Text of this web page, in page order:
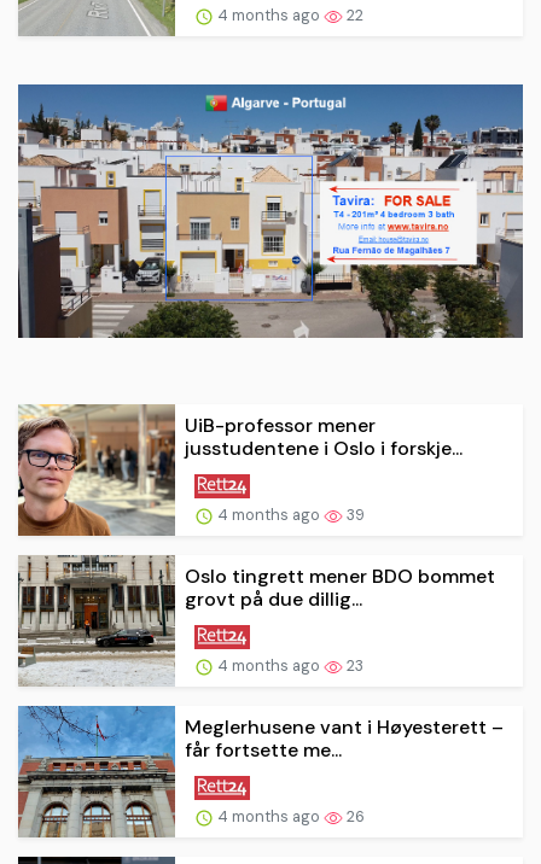
4 months ago 22
UiB-professor mener
jusstudentene i Oslo i forskje...
4 months ago 39
Oslo tingrett mener BDO bommet
grovt på due dillig...
4 months ago 23
Meglerhusene vant i Høyesterett –
får fortsette me...
4 months ago 26